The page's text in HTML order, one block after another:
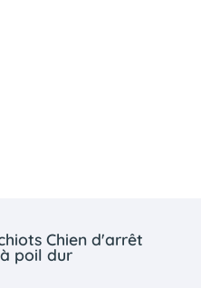
Chien d'arrêt
poil dur